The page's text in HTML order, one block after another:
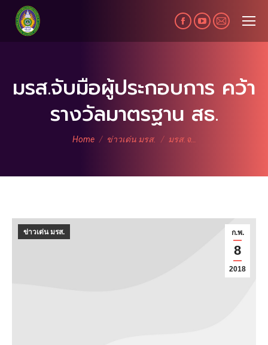
Facebook
page
new
window
YouTube
page
new
window
Mail
page
new
มรส.จับมือผู้ประกอบการ คว้า
รางวัลมาตรฐาน สธ.
You are here:
Home ข่าวเด่น มรส. มรส.จ…
ก.พ.
8
2018
ข่าวเด่น มรส.